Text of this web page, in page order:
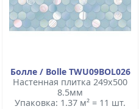
Болле / Bolle TWU09BOL026
Настенная плитка 249x500
8.5мм
Упаковка: 1.37 м² = 11 шт.